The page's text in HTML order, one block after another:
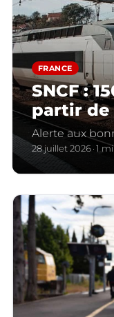
FRANCE
SNCF :
partir de
Alerte aux
28 juillet 2026 1